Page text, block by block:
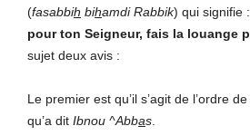
(fasabbih bihamdi Rabbik) qui signifie
pour ton Seigneur, fais la louange
sujet deux avis :
Le premier est qu’il s’agit de l’ordre
qu’a dit Ibnou ^Abbas